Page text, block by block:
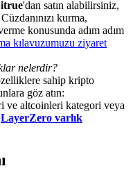
USDT prize pool!
'dan satın alabilirsiniz,
kurma,
konusunda adım adım
kılavuzumuzu ziyaret
nelerdir?
sahip kripto
göz atın:
altcoinleri kategori veya
LayerZero varlık